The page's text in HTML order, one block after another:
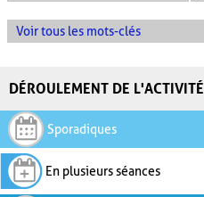
Voir tous les mots-clés
DÉROULEMENT DE L'ACTIVITÉ
Sporadiques
En plusieurs séances